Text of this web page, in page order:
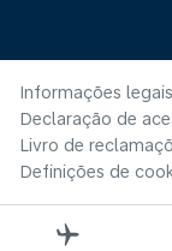
Informações legais
Declaração de
Livro de
Definições de